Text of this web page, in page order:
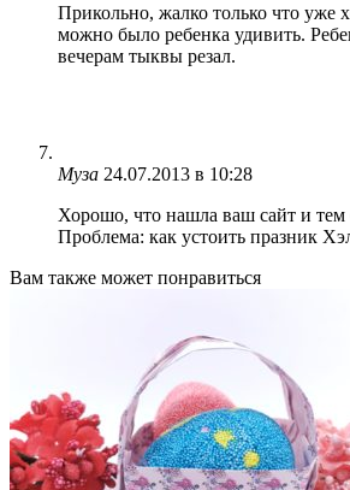
Прикольно, жалко только что уже
можно было ребенка удивить.
вечерам тыквы резал.
Муза 24.07.2013 в 10:28
Хорошо, что нашла ваш сайт и тем
Проблема: как устоить празник
Вам также может понравиться